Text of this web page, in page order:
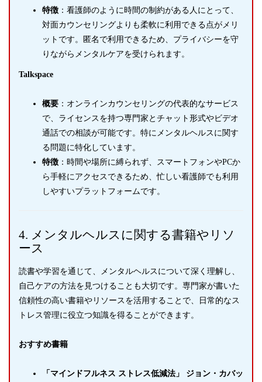
特徴 ：看護師のように時間の制約がある人にとって、
対面カウンセリングよりも柔軟に利用できる点がメリ
ットです。匿名で利用できるため、プライバシーを守
りながらメンタルケアを受けられます。
Talkspace
概要 ：オンラインカウンセリングの代表的なサービス
で、ライセンスを持つ専門家とチャット形式やビデオ
通話での相談が可能です。特にメンタルヘルスに関す
る問題に特化しています。
特徴 ：時間や場所に縛られず、スマートフォンやPCか
ら手軽にアクセスできるため、忙しい看護師でも利用
しやすいプラットフォームです。
4. メンタルヘルスに関する書籍やリソ
ース
読書や学習を通じて、メンタルヘルスについて深く理解し、
自己ケアの方法を見つけることも大切です。専門家が書いた
信頼性の高い書籍やリソースを活用することで、日常的なス
トレス管理に役立つ知識を得ることができます。
おすすめ書籍
「マインドフルネス ストレス低減法」 ジョン・カバッ